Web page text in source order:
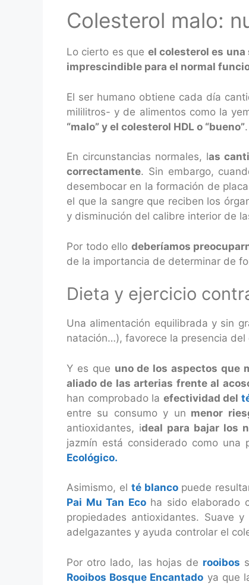
Colesterol malo:
Lo cierto es que el colesterol es
imprescindible para el normal
El ser humano obtiene cada día
mililitros- y de alimentos como la
“malo” y el colesterol HDL o “bueno”.
En circunstancias normales, las
correctamente. Sin embargo,
desembocar en la formación de
el que la sangre que reciben los
y disminución del calibre interior de
Por todo ello deberíamos
de la importancia de determinar de
Dieta y ejercicio
Una alimentación equilibrada y sin
natación…), favorece la presencia
Y es que uno de los aspectos que
aliado de las arterias frente al
han comprobado la efectividad del
entre su consumo y un menor
antioxidantes, ideal para bajar los
jazmín está considerado como una
Ecológico.
Asimismo, el té blancopuede
Pai Mu Tan Eco ha sido elaborado
propiedades antioxidantes. Suave
adelgazantes y ayuda controlar el
Por otro lado, las hojas de rooibos
Rooibos Bosque Encantado ya que